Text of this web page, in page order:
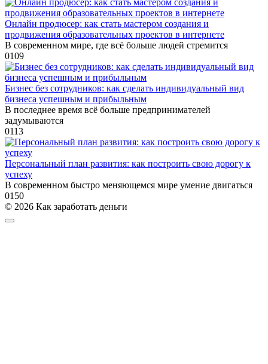
Онлайн продюсер: как стать мастером создания и
продвижения образовательных проектов в интернете
В современном мире, где всё больше людей стремится
0109
Бизнес без сотрудников: как сделать индивидуальный вид
бизнеса успешным и прибыльным
В последнее время всё больше предпринимателей
задумываются
0113
Персональный план развития: как построить свою дорогу к
успеху
В современном быстро меняющемся мире умение двигаться
0150
© 2026 Как заработать деньги